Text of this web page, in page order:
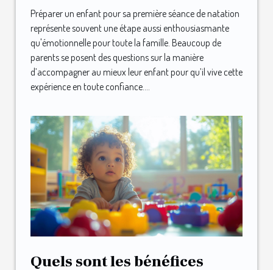
Préparer un enfant pour sa première séance de natation
représente souvent une étape aussi enthousiasmante
qu'émotionnelle pour toute la famille. Beaucoup de
parents se posent des questions sur la manière
d’accompagner au mieux leur enfant pour qu’il vive cette
expérience en toute confiance....
Quels sont les bénéfices